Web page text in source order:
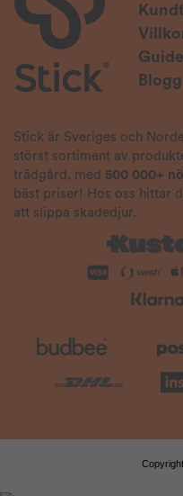
Blogg
Stick är Sveriges och
störst sortiment av
trädgård, med 500 000+
bäst priser! Hos oss hittar
att slippa skadedjur.